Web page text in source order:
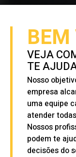
VEJA
TE
Nosso
empresa
uma equipe
atender
Nossos
podem te
decisões do